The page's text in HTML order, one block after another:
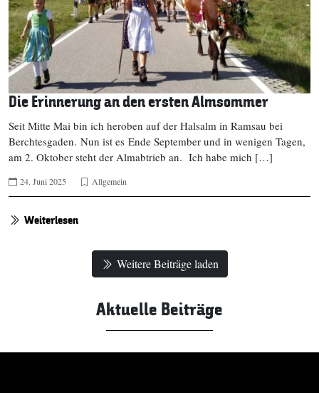
Die Erinnerung an den ersten Almsommer
Seit Mitte Mai bin ich heroben auf der Halsalm in Ramsau bei
Berchtesgaden. Nun ist es Ende September und in wenigen Tagen,
am 2. Oktober steht der Almabtrieb an. Ich habe mich […]
24. Juni 2025 Allgemein
Weiterlesen
Weitere Beiträge laden
Aktuelle Beiträge